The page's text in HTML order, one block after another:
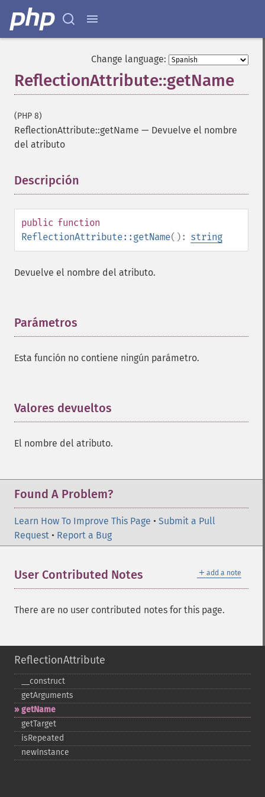
Change language:
ReflectionAttribute::getName
(PHP 8)
ReflectionAttribute::getName — Devuelve el nombre
del atributo
Descripción
public function
ReflectionAttribute::getName(): string
Devuelve el nombre del atributo.
Parámetros
Esta función no contiene ningún parámetro.
Valores devueltos
El nombre del atributo.
Found A Problem?
Learn How To Improve This Page • Submit a Pull
Request • Report a Bug
＋ add a note
User Contributed Notes
There are no user contributed notes for this page.
ReflectionAttribute
_​_​construct
getArguments
getName
getTarget
isRepeated
newInstance